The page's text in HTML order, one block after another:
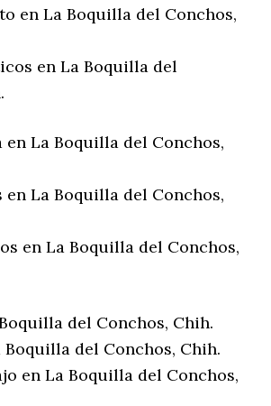
en La Boquilla del Conchos,
en La Boquilla del
en La Boquilla del Conchos,
en La Boquilla del Conchos,
en La Boquilla del Conchos,
del Conchos, Chih.
Boquilla del Conchos, Chih.
en La Boquilla del Conchos,